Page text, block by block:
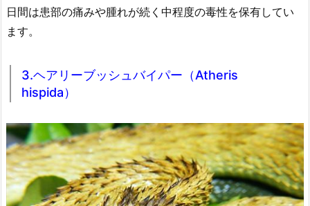
日間は患部の痛みや腫れが続く中程度の毒性を保有してい
ます。
3.ヘアリーブッシュバイパー（Atheris
hispida）